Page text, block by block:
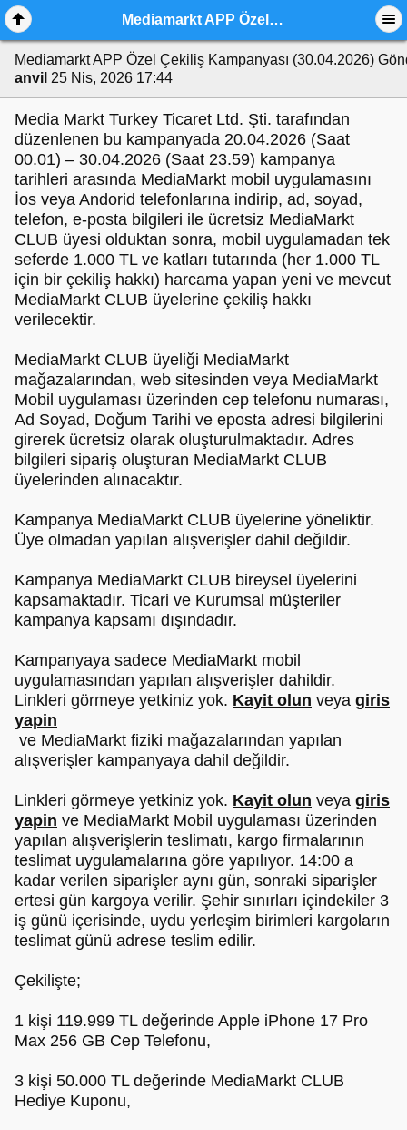
Mediamarkt APP Özel Çekiliş Kampanyası (30.04.2026)
Mediamarkt APP Özel Çekiliş Kampanyası (30.04.2026)
anvil 25 Nis, 2026 17:44
Media Markt Turkey Ticaret Ltd. Şti. tarafından
düzenlenen bu kampanyada 20.04.2026 (Saat
00.01) – 30.04.2026 (Saat 23.59) kampanya
tarihleri arasında MediaMarkt mobil uygulamasını
İos veya Andorid telefonlarına indirip, ad, soyad,
telefon, e-posta bilgileri ile ücretsiz MediaMarkt
CLUB üyesi olduktan sonra, mobil uygulamadan tek
seferde 1.000 TL ve katları tutarında (her 1.000 TL
için bir çekiliş hakkı) harcama yapan yeni ve mevcut
MediaMarkt CLUB üyelerine çekiliş hakkı
verilecektir.
MediaMarkt CLUB üyeliği MediaMarkt
mağazalarından, web sitesinden veya MediaMarkt
Mobil uygulaması üzerinden cep telefonu numarası,
Ad Soyad, Doğum Tarihi ve eposta adresi bilgilerini
girerek ücretsiz olarak oluşturulmaktadır. Adres
bilgileri sipariş oluşturan MediaMarkt CLUB
üyelerinden alınacaktır.
Kampanya MediaMarkt CLUB üyelerine yöneliktir.
Üye olmadan yapılan alışverişler dahil değildir.
Kampanya MediaMarkt CLUB bireysel üyelerini
kapsamaktadır. Ticari ve Kurumsal müşteriler
kampanya kapsamı dışındadır.
Kampanyaya sadece MediaMarkt mobil
uygulamasından yapılan alışverişler dahildir.
Linkleri görmeye yetkiniz yok. Kayit olun veya giris
yapin
ve MediaMarkt fiziki mağazalarından yapılan
alışverişler kampanyaya dahil değildir.
Linkleri görmeye yetkiniz yok. Kayit olun veya giris
yapin ve MediaMarkt Mobil uygulaması üzerinden
yapılan alışverişlerin teslimatı, kargo firmalarının
teslimat uygulamalarına göre yapılıyor. 14:00 a
kadar verilen siparişler aynı gün, sonraki siparişler
ertesi gün kargoya verilir. Şehir sınırları içindekiler 3
iş günü içerisinde, uydu yerleşim birimleri kargoların
teslimat günü adrese teslim edilir.
Çekilişte;
1 kişi 119.999 TL değerinde Apple iPhone 17 Pro
Max 256 GB Cep Telefonu,
3 kişi 50.000 TL değerinde MediaMarkt CLUB
Hediye Kuponu,